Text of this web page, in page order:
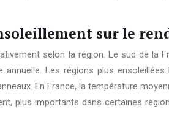
sur le
selon la région. Le sud de
Les régions plus
En France, la température
plus importants dans certaines